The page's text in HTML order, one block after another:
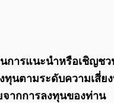
การแนะนำหรือเชิญช
นตามระดับความเสี่ย
ากการลงทุนของท่าน